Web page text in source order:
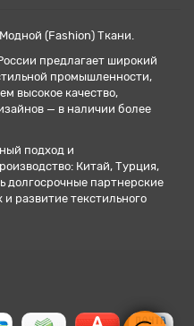
(Fashion) Ткани.
предлагает широкий
промышленности,
высокое качество,
— в наличии более
подход и
Китай, Турция,
долгосрочные партнерские
развитие текстильного